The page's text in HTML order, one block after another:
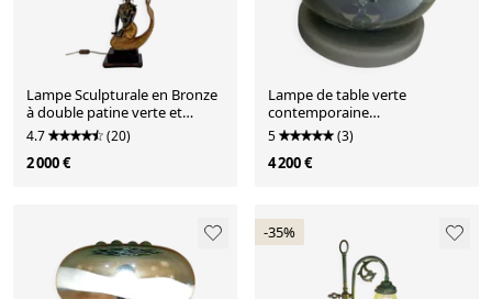
Lampe Sculpturale en Bronze
à double patine verte et
dorée, Suvannamaccha
4.7 (20)
2 000 €
Lampe de table verte
contemporaine
scénographique
5 (3)
4 200 €
-35%